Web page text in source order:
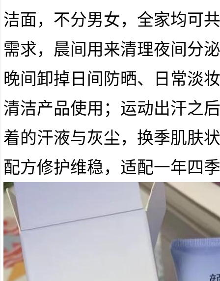
洁面，不分男女，全家均可
需求，晨间用来清理夜间分
晚间卸掉日间防晒、日常淡
清洁产品使用；运动出汗之
着的汗液与灰尘，换季肌肤
配方修护维稳，适配一年四